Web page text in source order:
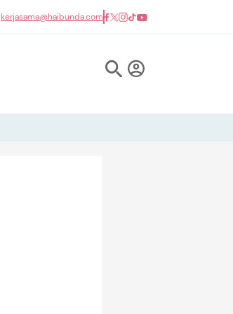
kerjasama@haibunda.com